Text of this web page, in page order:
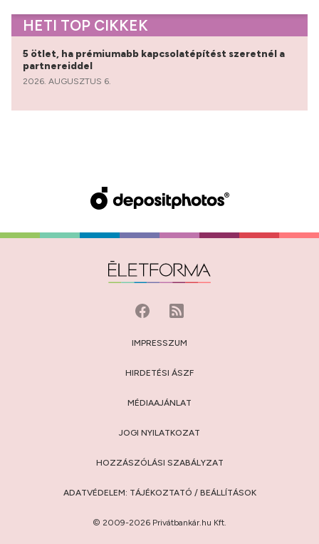
HETI TOP CIKKEK
5 ötlet, ha prémiumabb kapcsolatépítést szeretnél a
partnereiddel
2026. AUGUSZTUS 6.
IMPRESSZUM
HIRDETÉSI ÁSZF
MÉDIAAJÁNLAT
JOGI NYILATKOZAT
HOZZÁSZÓLÁSI SZABÁLYZAT
ADATVÉDELEM: TÁJÉKOZTATÓ / BEÁLLÍTÁSOK
© 2009-2026 Privátbankár.hu Kft.